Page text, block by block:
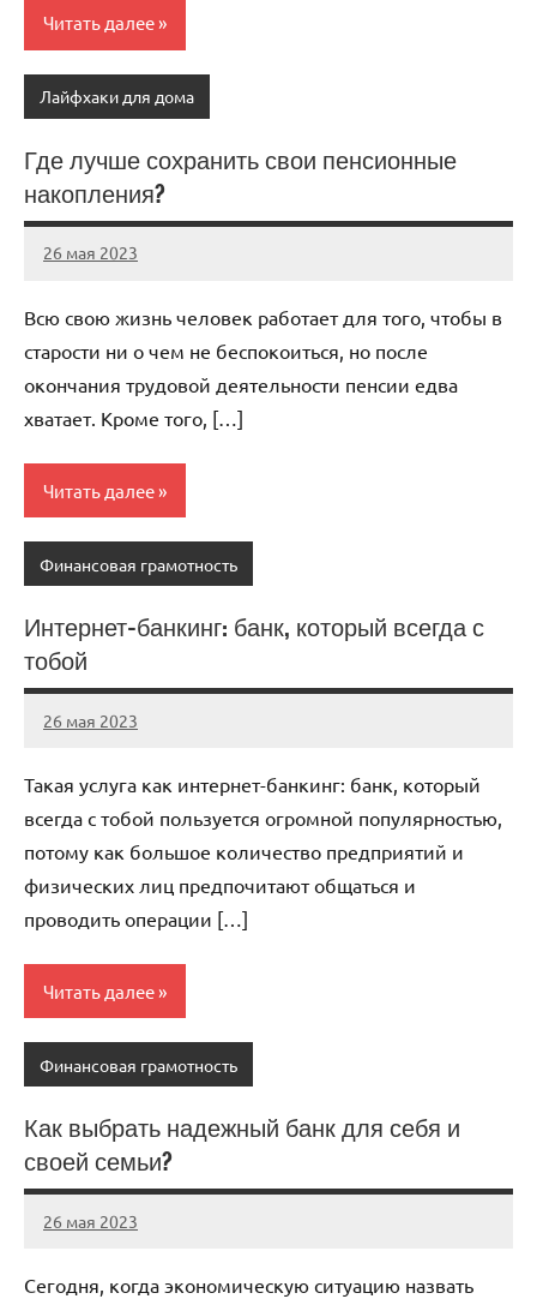
Читать далее
Лайфхаки для дома
Где лучше сохранить свои пенсионные
накопления?
26 мая 2023
organic63_ru
Нет
Всю свою жизнь человек работает для того, чтобы в
старости ни о чем не беспокоиться, но после
окончания трудовой деятельности пенсии едва
хватает. Кроме того, […]
Читать далее
Финансовая грамотность
Интернет-банкинг: банк, который всегда с
тобой
26 мая 2023
organic63_ru
Нет
Такая услуга как интернет-банкинг: банк, который
всегда с тобой пользуется огромной популярностью,
потому как большое количество предприятий и
физических лиц предпочитают общаться и
проводить операции […]
Читать далее
Финансовая грамотность
Как выбрать надежный банк для себя и
своей семьи?
26 мая 2023
organic63_ru
Нет
Сегодня, когда экономическую ситуацию назвать